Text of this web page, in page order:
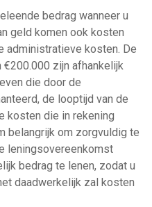
bedrag wanneer u
geld komen ook kosten
administratieve kosten. De
zijn afhankelijk
die door de
de looptijd van de
kosten die in rekening
belangrijk om zorgvuldig te
leningsovereenkomst
bedrag te lenen, zodat u
daadwerkelijk zal kosten